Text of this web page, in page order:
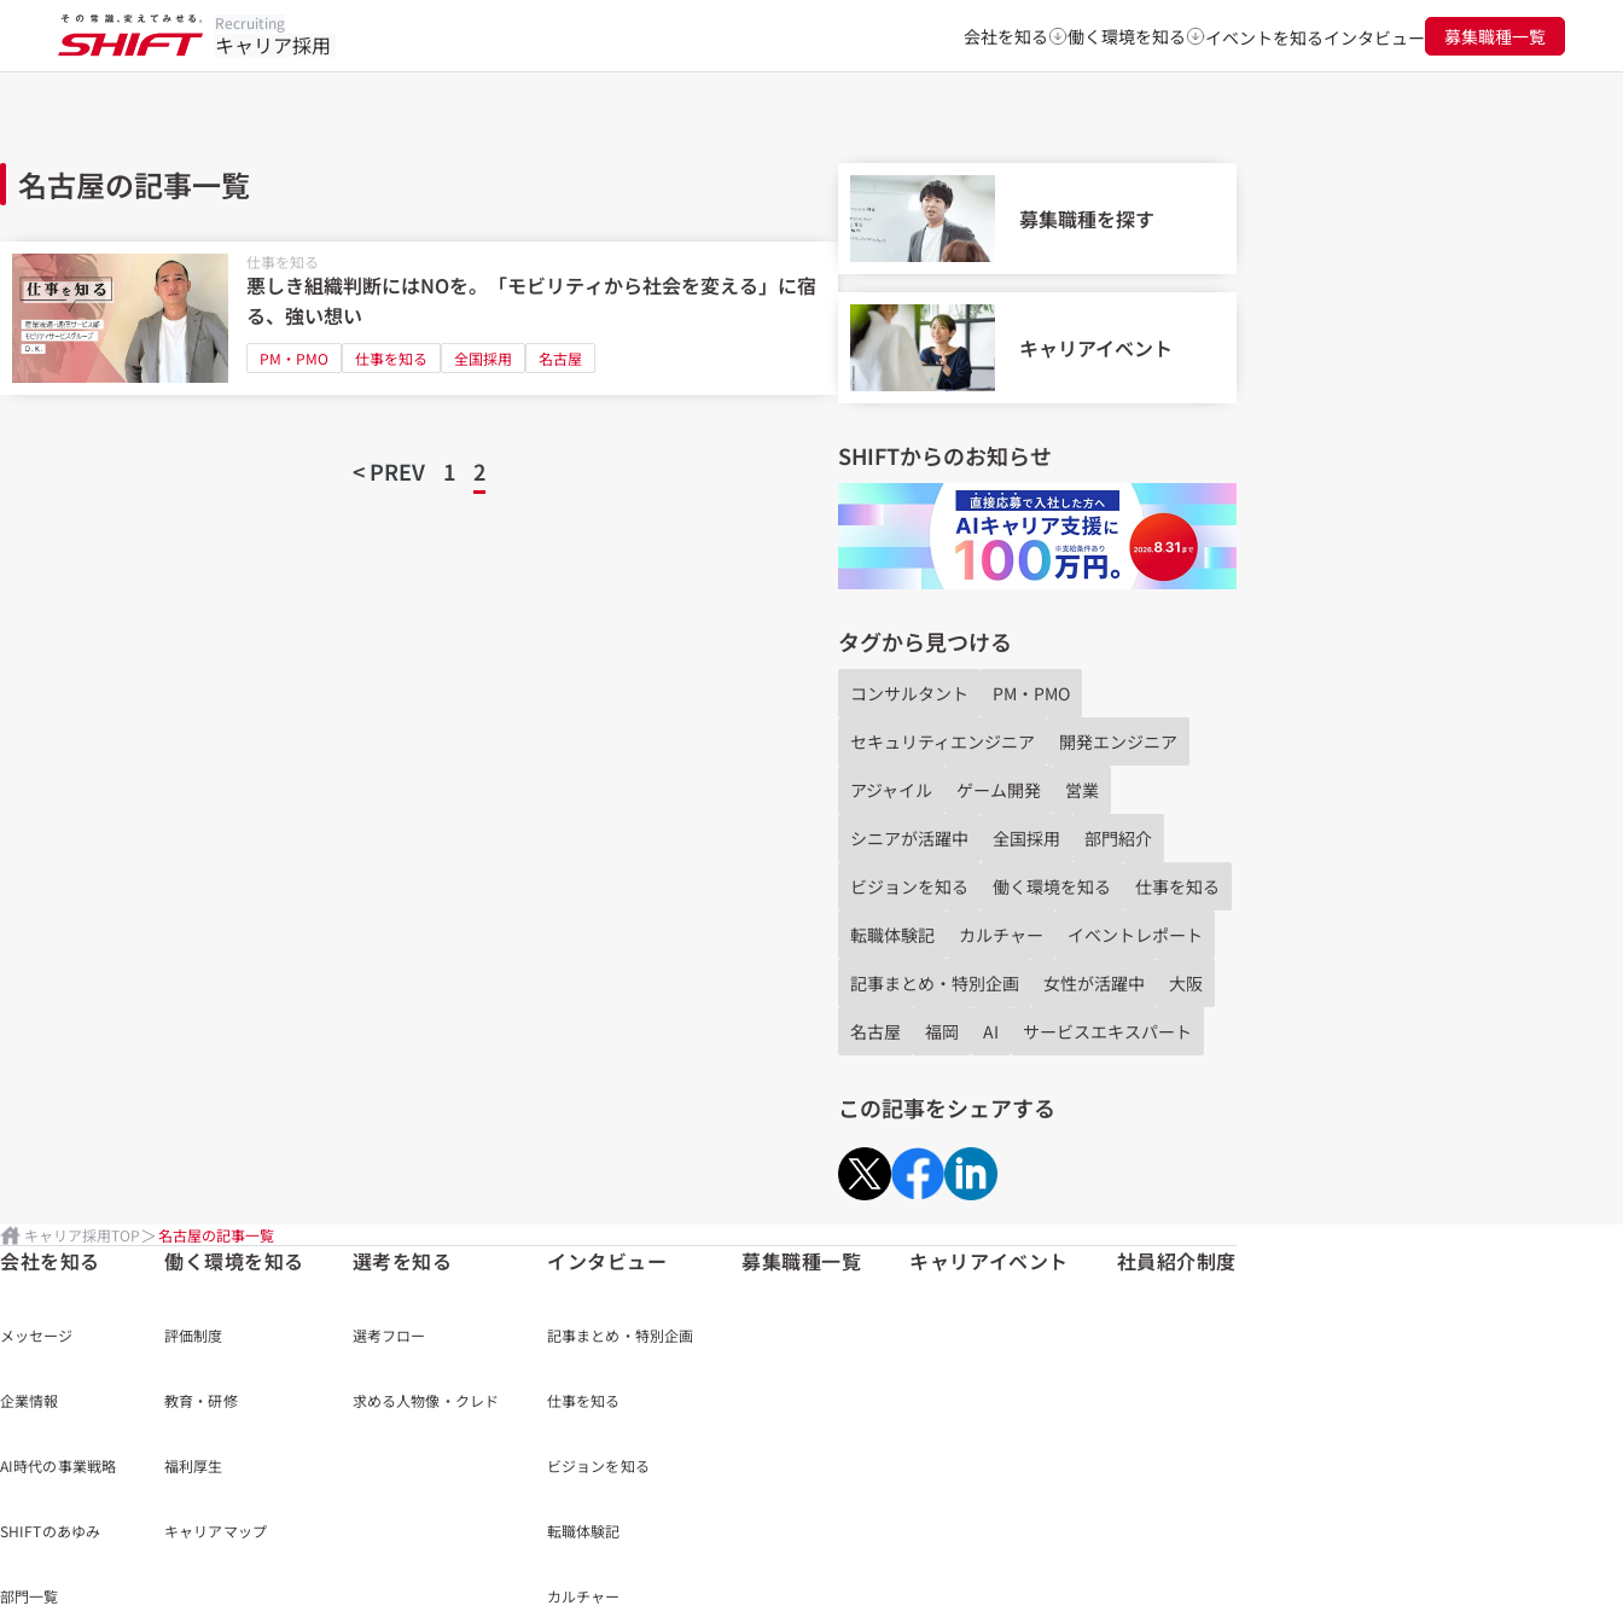
Recruiting
キャリア採用 会社を知る 働く環境を知る イベントを知るインタビュー 募集職種一覧
名古屋の記事一覧
仕事を知る
悪しき組織判断にはNOを。「モビリティから社会を変える」に宿
る、強い想い
PM・PMO 仕事を知る 全国採用 名古屋
< PREV 1 2
募集職種を探す
キャリアイベント
SHIFTからのお知らせ
タグから見つける
コンサルタント
PM・PMO
セキュリティエンジニア
開発エンジニア
アジャイル
ゲーム開発
営業
シニアが活躍中
全国採用
部門紹介
ビジョンを知る
働く環境を知る
仕事を知る
転職体験記
カルチャー
イベントレポート
記事まとめ・特別企画
女性が活躍中
大阪
名古屋
福岡 AI サービスエキスパート
この記事をシェアする
キャリア採用TOP 名古屋の記事一覧
会社を知る
メッセージ
企業情報
AI時代の事業戦略
SHIFTのあゆみ
部門一覧
働く環境を知る
評価制度
教育・研修
福利厚生
キャリアマップ
選考を知る
選考フロー
求める人物像・クレド
インタビュー
記事まとめ・特別企画
仕事を知る
ビジョンを知る
転職体験記
カルチャー
募集職種一覧 キャリアイベント 社員紹介制度